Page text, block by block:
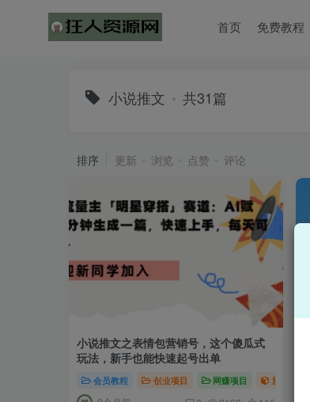
首页 免费教程
小说推文 共31篇
排序 更新 浏览 点赞 评论
小说推文之表情包营销号，这个傻瓜式
玩法，新手也能快速起号出单
会员教程 创业项目 网赚项目 新媒体项目